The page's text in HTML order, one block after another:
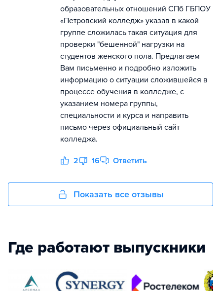
образовательных отношений СПб ГБПОУ
«Петровский колледж» указав в какой
группе сложилась такая ситуация для
проверки "бешенной" нагрузки на
студентов женского пола. Предлагаем
Вам письменно и подробно изложить
информацию о ситуации сложившейся в
процессе обучения в колледже, с
указанием номера группы,
специальности и курса и направить
письмо через официальный сайт
колледжа.
2 16 Ответить
Показать все отзывы
Где работают выпускники